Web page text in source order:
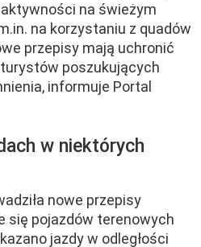
na świeżym
na korzystaniu z quadów
przepisy mają uchronić
poszukujących
informuje Portal
w niektórych
nowe przepisy
się pojazdów terenowych
jazdy w odległości